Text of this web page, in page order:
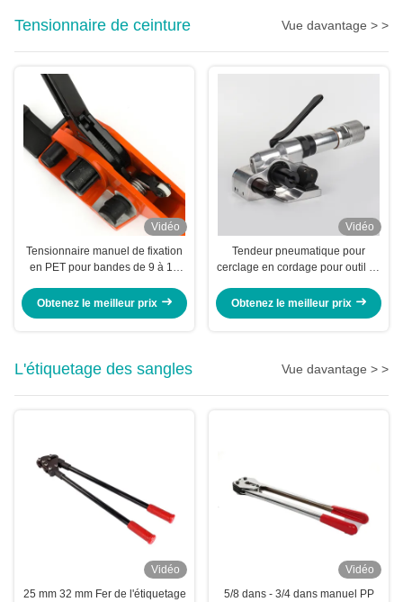
Tensionnaire de ceinture Vue davantage > >
Vidéo
Tensionnaire manuel de fixation
en PET pour bandes de 9 à 19
Obtenez le meilleur prix
Vidéo
Tendeur pneumatique pour
cerclage en cordage pour outil en
Obtenez le meilleur prix
L'étiquetage des sangles Vue davantage > >
Vidéo
25 mm 32 mm Fer de l'étiquetage
Vidéo
5/8 dans - 3/4 dans manuel PP